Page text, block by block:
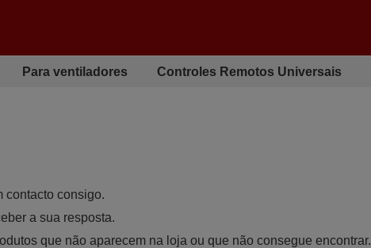
Para ventiladores Controles Remotos Universais
contacto consigo.
a sua resposta.
que não aparecem na loja ou que não consegue encontrar.